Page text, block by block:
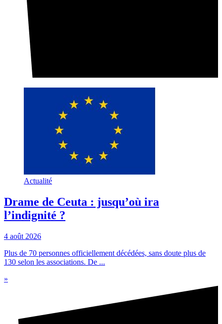
Actualité
Drame de Ceuta : jusqu’où ira
l’indignité ?
4 août 2026
Plus de 70 personnes officiellement décédées, sans doute plus de
130 selon les associations. De ...
»